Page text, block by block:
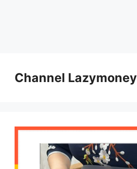
contentChannel Lazymoney